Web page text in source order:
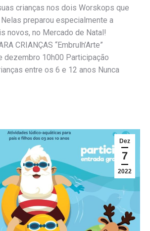
crianças nos dois Worskops que
preparou especialmente a
novos, no Mercado de Natal!
CRIANÇAS “Embrulh’Arte”
dezembro 10h00 Participação
entre os 6 e 12 anos Nunca
Dez
7
2022